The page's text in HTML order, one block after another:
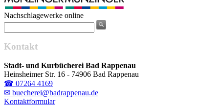
Nachschlagewerke online
Kontakt
Stadt- und Kurbücherei Bad Rappenau
Heinsheimer Str. 16 - 74906 Bad Rappenau
☎ 07264 4169
✉ buecherei@badrappenau.de
Kontaktformular